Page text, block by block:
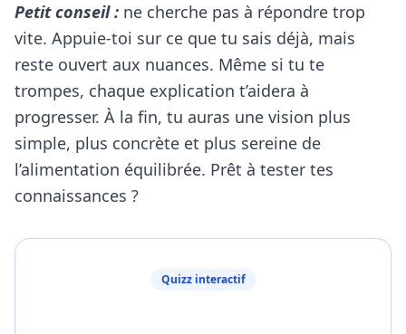
Petit conseil : ne cherche pas à répondre trop
vite. Appuie-toi sur ce que tu sais déjà, mais
reste ouvert aux nuances. Même si tu te
trompes, chaque explication t’aidera à
progresser. À la fin, tu auras une vision plus
simple, plus concrète et plus sereine de
l’alimentation équilibrée. Prêt à tester tes
connaissances ?
Quizz interactif